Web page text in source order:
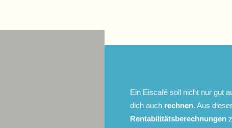
Ein Eiscafé soll nicht nur gut
dich auch rechnen. Aus
Rentabilitätsberechnungen